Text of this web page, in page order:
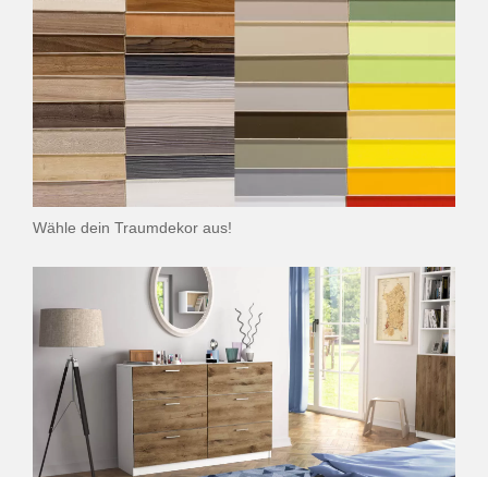
Wähle dein Traumdekor aus!